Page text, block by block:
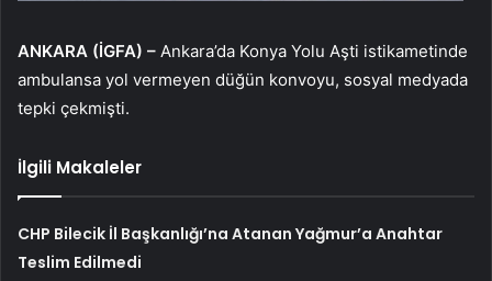
ANKARA (İGFA) – Ankara’da Konya Yolu Aşti istikametinde
ambulansa yol vermeyen düğün konvoyu, sosyal medyada
tepki çekmişti.
İlgili Makaleler
CHP Bilecik İl Başkanlığı’na Atanan Yağmur’a Anahtar
Teslim Edilmedi